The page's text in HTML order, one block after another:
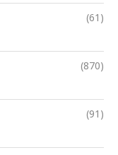
(61)
(870)
(91)